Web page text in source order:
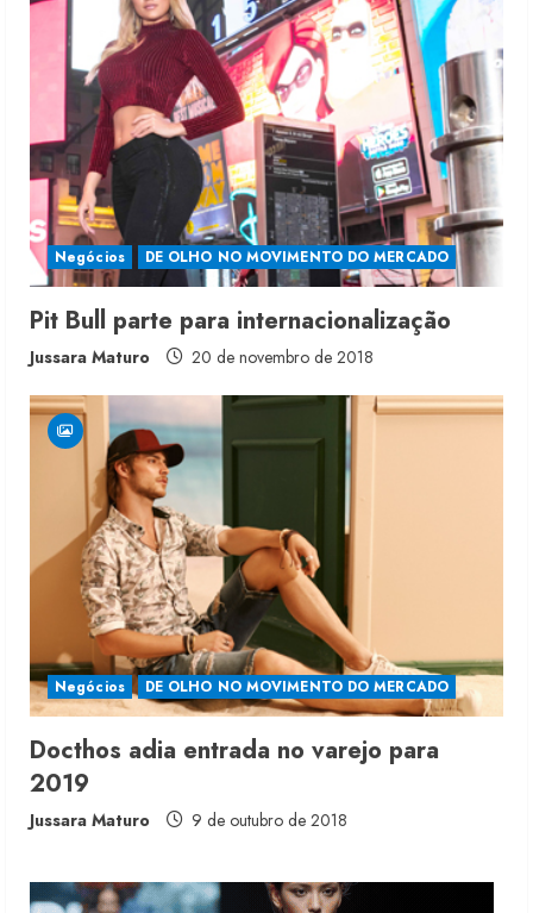
Negócios DE OLHO NO MOVIMENTO DO MERCADO
Pit Bull parte para internacionalização
Jussara Maturo 20 de novembro de 2018
Negócios DE OLHO NO MOVIMENTO DO MERCADO
Docthos adia entrada no varejo para
2019
Jussara Maturo 9 de outubro de 2018
2
Moda vende US$63,7 bilhões em
produtos licenciados
6 de agosto de 2026
3
Renata Caixeta assume Movimento
Sou de Algodão
5 de agosto de 2026
receita em 2026